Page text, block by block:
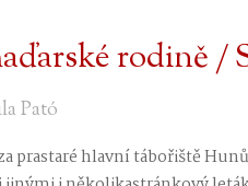
rodině /
Pató
prastaré hlavní tábořiště